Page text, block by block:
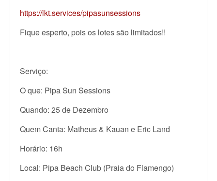
https://lkt.services/pipasunsessions
Fique esperto, pois os lotes são limitados!!
Serviço:
O que: Pipa Sun Sessions
Quando: 25 de Dezembro
Quem Canta: Matheus & Kauan e Eric Land
Horário: 16h
Local: Pipa Beach Club (Praia do Flamengo)